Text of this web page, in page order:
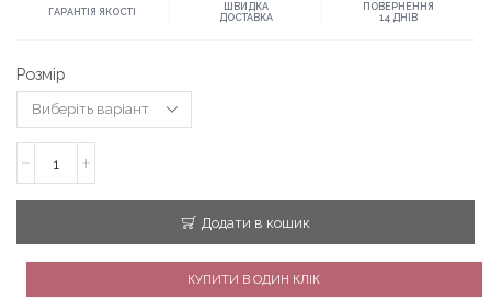
ГАРАНТІЯ ЯКОСТІ
ШВИДКА
ДОСТАВКА
ПОВЕРНЕННЯ
14 ДНІВ
Розмір
килим
Ram
Додати в кошик
КУПИТИ В ОДИН КЛІК